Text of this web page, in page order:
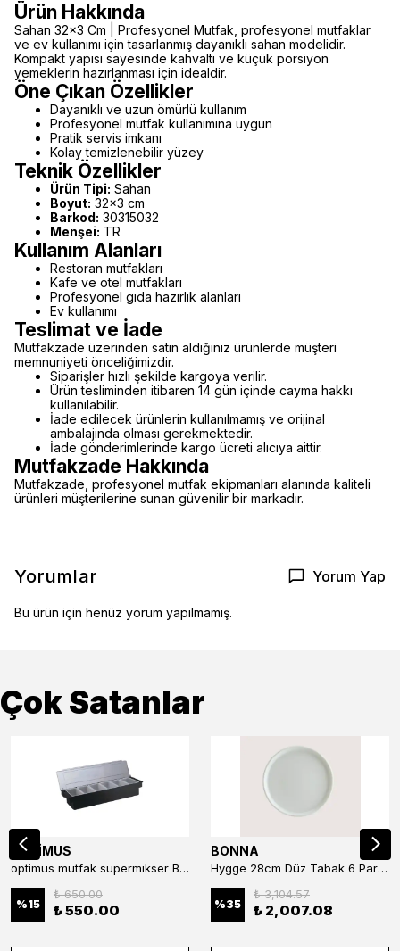
Ürün Hakkında
Sahan 32x3 Cm | Profesyonel Mutfak, profesyonel mutfaklar
ve ev kullanımı için tasarlanmış dayanıklı sahan modelidir.
Kompakt yapısı sayesinde kahvaltı ve küçük porsiyon
yemeklerin hazırlanması için idealdir.
Öne Çıkan Özellikler
Dayanıklı ve uzun ömürlü kullanım
Profesyonel mutfak kullanımına uygun
Pratik servis imkanı
Kolay temizlenebilir yüzey
Teknik Özellikler
Ürün Tipi: Sahan
Boyut: 32x3 cm
Barkod: 30315032
Menşei: TR
Kullanım Alanları
Restoran mutfakları
Kafe ve otel mutfakları
Profesyonel gıda hazırlık alanları
Ev kullanımı
Teslimat ve İade
Mutfakzade üzerinden satın aldığınız ürünlerde müşteri
memnuniyeti önceliğimizdir.
Siparişler hızlı şekilde kargoya verilir.
Ürün tesliminden itibaren 14 gün içinde cayma hakkı
kullanılabilir.
İade edilecek ürünlerin kullanılmamış ve orijinal
ambalajında olması gerekmektedir.
İade gönderimlerinde kargo ücreti alıcıya aittir.
Mutfakzade Hakkında
Mutfakzade, profesyonel mutfak ekipmanları alanında kaliteli
ürünleri müşterilerine sunan güvenilir bir markadır.
Yorumlar Yorum Yap
Bu ürün için henüz yorum yapılmamış.
Çok Satanlar
OPTİMUS
optimus mutfak supermıkser Bar Konteyner 6'lı 50×16×9 cm Kapaklı Polikarbon Organizer Bar & Kafe
%15
₺ 650.00
₺ 550.00
BONNA
Hygge 28cm Düz Tabak 6 Parça
%35
₺ 3,104.57
₺ 2,007.08